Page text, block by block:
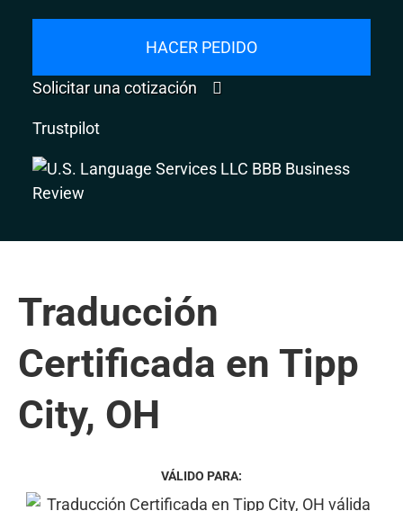
HACER PEDIDO
Solicitar una cotización
Trustpilot
Traducción
Certificada en Tipp
City, OH
VÁLIDO PARA: